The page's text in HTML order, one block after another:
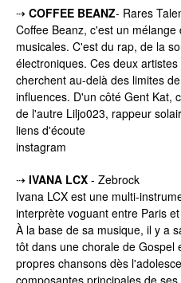
⇢ COFFEE BEANZ- Rares
Coffee Beanz, c'est un
musicales. C'est du rap, de la
électroniques. Ces deux
cherchent au-delà des limites
influences. D'un côté Gent Kat,
de l'autre Liljo023, rappeur
liens d'écoute
instagram
⇢ IVANA LCX - Zebrock
Ivana LCX est une multi-
interprète voguant entre Paris
À la base de sa musique, il y a
tôt dans une chorale de Gospel
propres chansons dès
composantes principales de